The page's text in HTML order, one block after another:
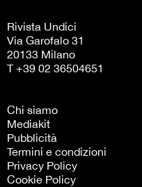
Rivista Undici
Via Garofalo 31
20133 Milano
T +39 02 36504651
Chi siamo
Mediakit
Pubblicità
Termini e condizioni
Privacy Policy
Cookie Policy